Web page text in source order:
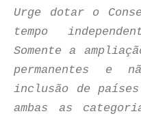
Urge dotar o
tempo
Somente a
permanentes e
inclusão de países
ambas as